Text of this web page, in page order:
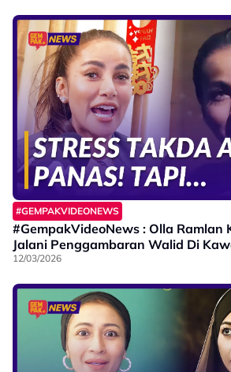
#GEMPAKVIDEONEWS
#GempakVideoNews : Olla Ramlan
Jalani Penggambaran Walid Di
12/03/2026